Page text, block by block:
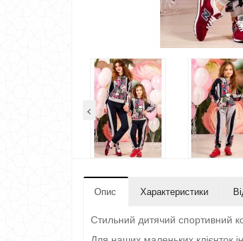
<
Опис Характеристики
Стильний дитячий спортивний